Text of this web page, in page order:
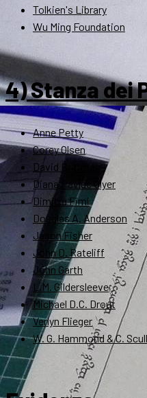
Tolkien's Library
Wu Ming Foundation
4) Stanza dei
Anne Petty
Corey Olsen
David Bratman
Diana Pavlac Glyer
Dimitra Fimi
Douglas A. Anderson
Jason Fisher
John D. Rateliff
John Garth
L.M. Gildersleeve
Michael D.C. Drout
Verlyn Flieger
W. G. Hammond & C. Scull